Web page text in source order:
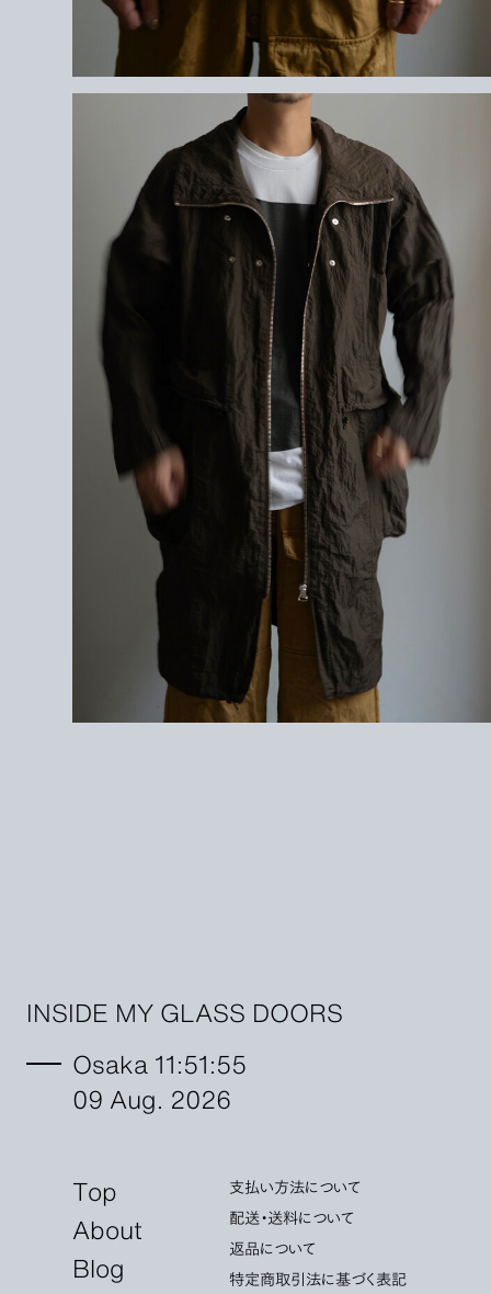
INSIDE MY GLASS DOORS
Osaka 11:51:57
09 Aug. 2026
Top
About
Blog
支払い方法について
配送・送料について
返品について
特定商取引法に基づく表記